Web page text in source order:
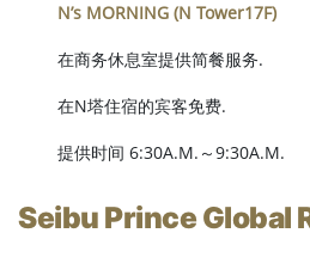
N’s MORNING (N Tower17F)
在商务休息室提供简餐服务.
在N塔住宿的宾客免费.
提供时间 6:30A.M.～9:30A.M.
Seibu Prince Global